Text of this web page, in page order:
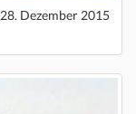
28. Dezember 2015